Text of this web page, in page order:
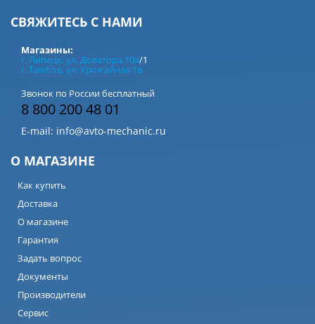
СВЯЖИТЕСЬ С НАМИ
Магазины:
г. Липецк, ул. Доватора 10а/1
г. Тамбов, ул. Урожайная 1в
Звонок по России бесплатный
8 800 200 48 01
E-mail: info@avto-mechanic.ru
О МАГАЗИНЕ
Как купить
Доставка
О магазине
Гарантия
Задать вопрос
Документы
Производители
Сервис